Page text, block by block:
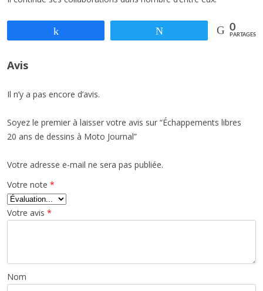
0
PARTAGES
Avis
Il n’y a pas encore d’avis.
Soyez le premier à laisser votre avis sur “Échappements libres
20 ans de dessins à Moto Journal”
Votre adresse e-mail ne sera pas publiée.
Votre note *
Votre avis *
Nom